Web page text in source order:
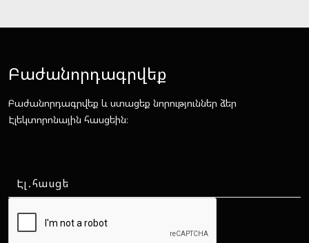
Բաժանորդագրվեք
Բաժանորդագրվեք և ստացեք նորություններ ձեր
Էլեկտորոնային հասցեին։